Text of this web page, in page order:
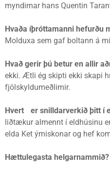
myndirnar hans Quentin
Hvaða íþróttamanni hefurðu
Molduxa sem gaf boltann á
Hvað gerir þú betur en allir
ekki. Ætli ég skipti ekki skapi
fjölskyldumeðlimir.
Hvert er snilldarverkið þitt í
liðtækur almennt í eldhúsinu
elda Ket ýmiskonar og hef
Hættulegasta helgarnammið?